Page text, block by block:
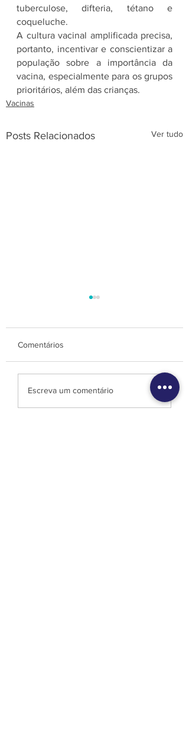
tuberculose, difteria, tétano e
coqueluche.
A cultura vacinal amplificada precisa,
portanto, incentivar e conscientizar a
população sobre a importância da
vacina, especialmente para os grupos
prioritários, além das crianças.
Vacinas
Posts Relacionados Ver tudo
ALERTA! NOVA ONDA
DE COVID.
Comentários
Escreva um comentário